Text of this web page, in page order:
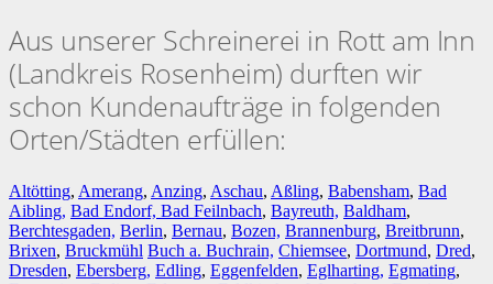
Aus unserer Schreinerei in Rott am Inn
(Landkreis Rosenheim) durften wir
schon Kundenaufträge in folgenden
Orten/Städten erfüllen:
Altötting, Amerang, Anzing, Aschau, Aßling, Babensham, Bad
Aibling, Bad Endorf, Bad Feilnbach, Bayreuth, Baldham,
Berchtesgaden, Berlin, Bernau, Bozen, Brannenburg, Breitbrunn,
Brixen, Bruckmühl Buch a. Buchrain, Chiemsee, Dortmund, Dred,
Dresden, Ebersberg, Edling, Eggenfelden, Eglharting, Egmating,